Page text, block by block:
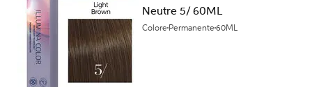
Neutre 5/ 60ML
Colore Permanente60ML